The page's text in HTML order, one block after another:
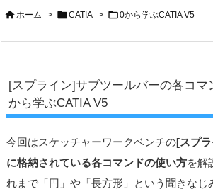
ホーム > CATIA > 0から学ぶCATIA V5
[スプライン]サブツールバーの各コマ
から学ぶCATIA V5
今回はスケッチャーワークベンチの[スプ
に格納されている各コマンドの使い方を解
れまで「円」や「長方形」という聞きなじ